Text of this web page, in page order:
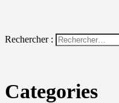
Rechercher :
Categories